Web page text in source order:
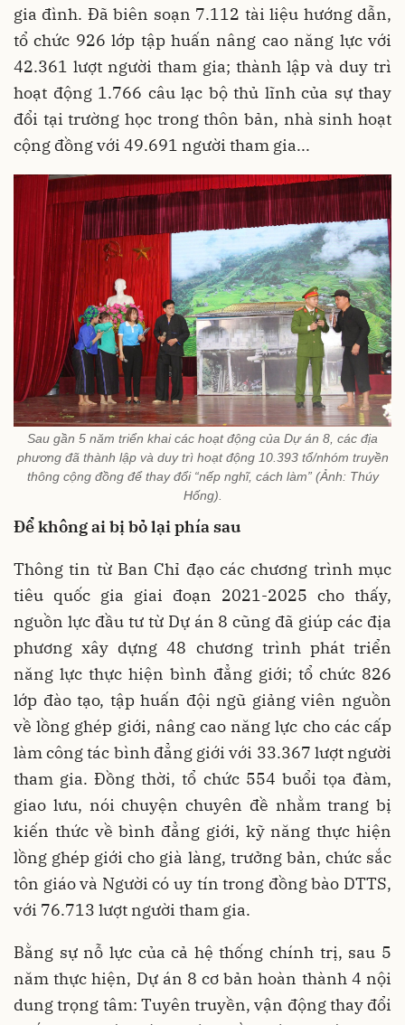
gia đình. Đã biên soạn 7.112 tài liệu hướng dẫn,
tổ chức 926 lớp tập huấn nâng cao năng lực với
42.361 lượt người tham gia; thành lập và duy trì
hoạt động 1.766 câu lạc bộ thủ lĩnh của sự thay
đổi tại trường học trong thôn bản, nhà sinh hoạt
cộng đồng với 49.691 người tham gia...
Sau gần 5 năm triển khai các hoạt động của Dự án 8, các địa
phương đã thành lập và duy trì hoạt động 10.393 tổ/nhóm truyền
thông cộng đồng để thay đổi “nếp nghĩ, cách làm” (Ảnh: Thúy
Hống).
Để không ai bị bỏ lại phía sau
Thông tin từ Ban Chỉ đạo các chương trình mục
tiêu quốc gia giai đoạn 2021-2025 cho thấy,
nguồn lực đầu tư từ Dự án 8 cũng đã giúp các địa
phương xây dựng 48 chương trình phát triển
năng lực thực hiện bình đẳng giới; tổ chức 826
lớp đào tạo, tập huấn đội ngũ giảng viên nguồn
về lồng ghép giới, nâng cao năng lực cho các cấp
làm công tác bình đẳng giới với 33.367 lượt người
tham gia. Đồng thời, tổ chức 554 buổi tọa đàm,
giao lưu, nói chuyện chuyên đề nhằm trang bị
kiến thức về bình đẳng giới, kỹ năng thực hiện
lồng ghép giới cho già làng, trưởng bản, chức sắc
tôn giáo và Người có uy tín trong đồng bào DTTS,
với 76.713 lượt người tham gia.
Bằng sự nỗ lực của cả hệ thống chính trị, sau 5
năm thực hiện, Dự án 8 cơ bản hoàn thành 4 nội
dung trọng tâm: Tuyên truyền, vận động thay đổi